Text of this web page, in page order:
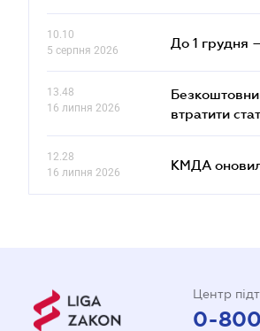
10.10
5 серпня 2026
До 1 грудня
13.48
16 липня 2026
втратити
12.28
16 липня 2026
КМДА
Центр
0-